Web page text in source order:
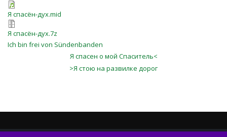
Я спасён-дух.mid
Я спасён-дух.7z
Ich bin frei von Sündenbanden
Я спасен о мой Спаситель<
>Я стою на развилке дорог